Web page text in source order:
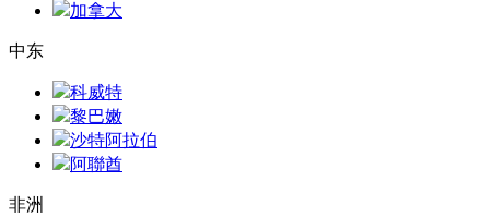
加拿大
中东
科威特
黎巴嫩
沙特阿拉伯
阿聯酋
非洲